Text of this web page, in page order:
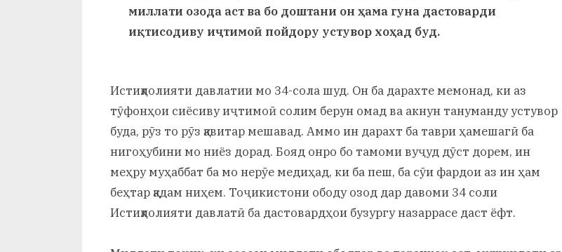
в
миллати озода аст ва бо доштани он ҳама гуна дастоварди
иқтисодиву иҷтимоӣ пойдору устувор хоҳад буд.
Истиқлолияти давлатии мо 34-сола шуд. Он ба дарахте мемонад, ки аз
тӯфонҳои сиёсиву иҷтимоӣ солим берун омад ва акнун тануманду устувор
буда, рӯз то рӯз қавитар мешавад. Аммо ин дарахт ба таври ҳамешагӣ ба
нигоҳубини мо ниёз дорад. Бояд онро бо тамоми вуҷуд дӯст дорем, ин
меҳру муҳаббат ба мо нерӯе медиҳад, ки ба пеш, ба сӯи фардои аз ин ҳам
беҳтар қадам ниҳем. Тоҷикистони ободу озод дар давоми 34 соли
Истиқлолияти давлатӣ ба дастовардҳои бузургу назаррасе даст ёфт.